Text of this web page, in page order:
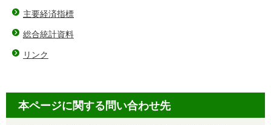
主要経済指標
総合統計資料
リンク
本ページに関する問い合わせ先